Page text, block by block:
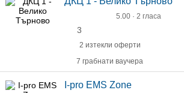
5.00 · 2 гласа
3
2 изтекли оферти
7 грабнати ваучера
I-pro EMS Zone